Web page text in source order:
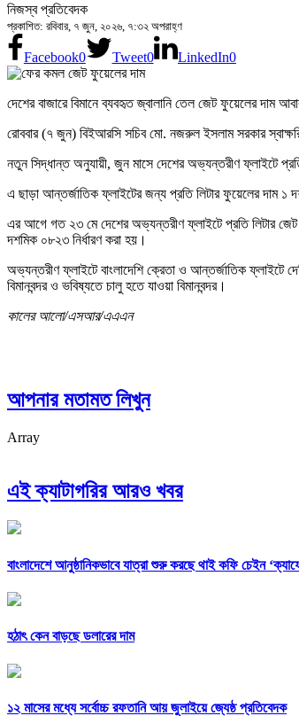
নিজস্ব প্রতিবেদক
প্রকাশিত: রবিবার, ৭ জুন, ২০২৬, ৭:৩২ অপরাহ্ণ
Facebook0 Tweet0 LinkedIn0
দেশের বাজারে বিমানে ব্যবহৃত জ্বালানি তেল জেট ফুয়েলের দাম
রোববার (৭ জুন) বিইআরসি সচিব মো. নজরুল ইসলাম সরকার
নতুন সিদ্ধান্ত অনুযায়ী, জুন মাসে দেশের অভ্যন্তরীণ ফ্লাইটে
এ ছাড়া আন্তর্জাতিক ফ্লাইটের জন্য প্রতি লিটার ফুয়েলের দাম ১
এর আগে গত ২৩ মে দেশের অভ্যন্তরীণ ফ্লাইটে প্রতি লিটার
দশমিক ০৮২৩ নির্ধারণ করা হয়।
অভ্যন্তরীণ ফ্লাইটে বাংলাদেশি ক্রেতা ও আন্তর্জাতিক ফ্লাইটে
বিমানবন্দর ও ভবিষ্যতে চালু হতে যাওয়া বিমানবন্দর।
কালের আলো/এসআর/এএএন
আপনার মতামত লিখুন
Array
এই ক্যাটাগরির আরও খবর
বাংলাদেশে আনুষ্ঠানিকভাবে যাত্রা শুরু করছে থাই কফি চেইন
হঠাৎ কেন বাড়ছে ডলারের দাম
১২ মাসের মধ্যে সর্বোচ্চ রফতানি আয় জুলাইয়ে জ্যেষ্ঠ প্রতিবেদক